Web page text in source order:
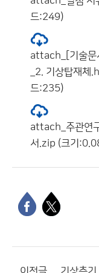
드:249)
attach_[기술문
_2. 기상탑재
드:235)
attach_주관연
서.zip (크기